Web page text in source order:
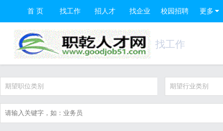
首 页 找工作 招人才 找企业 校园招聘 更多
找工作
期望职位类别 期望行业类别